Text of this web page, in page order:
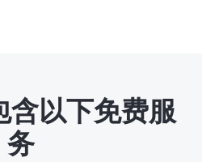
含以下免费服
务